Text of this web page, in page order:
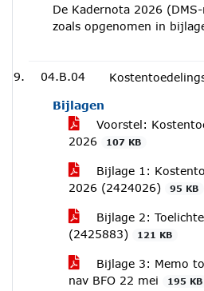
De Kadernota 2026
zoals opgenomen in
04.B.04
Bijlagen
Voorstel:
2026
107 KB
Bijlage 1:
2026 (2424026)
95 KB
Bijlage 2:
(2425883)
121 KB
Bijlage 3: Memo
nav BFO 22 mei
195 KB